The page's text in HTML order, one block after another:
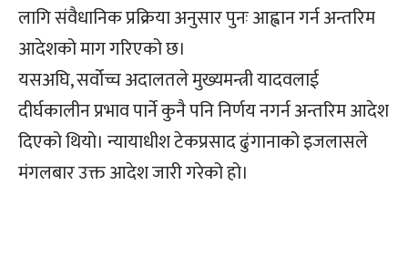
लागि संवैधानिक प्रक्रिया अनुसार पुनः आह्वान गर्न अन्तरिम
आदेशको माग गरिएको छ।
यसअघि, सर्वोच्च अदालतले मुख्यमन्त्री यादवलाई
दीर्घकालीन प्रभाव पार्ने कुनै पनि निर्णय नगर्न अन्तरिम आदेश
दिएको थियो। न्यायाधीश टेकप्रसाद ढुंगानाको इजलासले
मंगलबार उक्त आदेश जारी गरेको हो।